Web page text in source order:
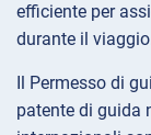
efficiente per
durante il
Il Permesso di
patente di guida